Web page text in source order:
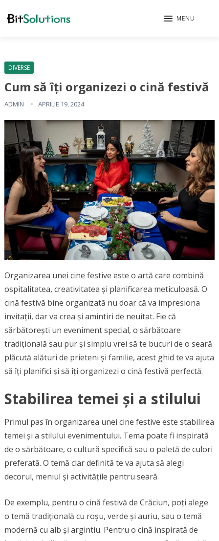
MENU
DIVERSE
Cum să îți organizezi o cină festivă
ADMIN APRILIE 19, 2024
Organizarea unei cine festive este o artă care combină
ospitalitatea, creativitatea și planificarea meticuloasă. O
cină festivă bine organizată nu doar că va impresiona
invitații, dar va crea și amintiri de neuitat. Fie că
sărbătorești un eveniment special, o sărbătoare
tradițională sau pur și simplu vrei să te bucuri de o seară
plăcută alături de prieteni și familie, acest ghid te va ajuta
să îți planifici și să îți organizezi o cină festivă perfectă.
Stabilirea temei și a stilului
Primul pas în organizarea unei cine festive este stabilirea
temei și a stilului evenimentului. Tema poate fi inspirată
de o sărbătoare, o cultură specifică sau o paletă de culori
preferată. O temă clar definită te va ajuta să alegi
decorul, meniul și activitățile pentru seară.
De exemplu, pentru o cină festivă de Crăciun, poți alege
o temă tradițională cu roșu, verde și auriu, sau o temă
modernă cu alb și argintiu. Pentru o cină inspirată de